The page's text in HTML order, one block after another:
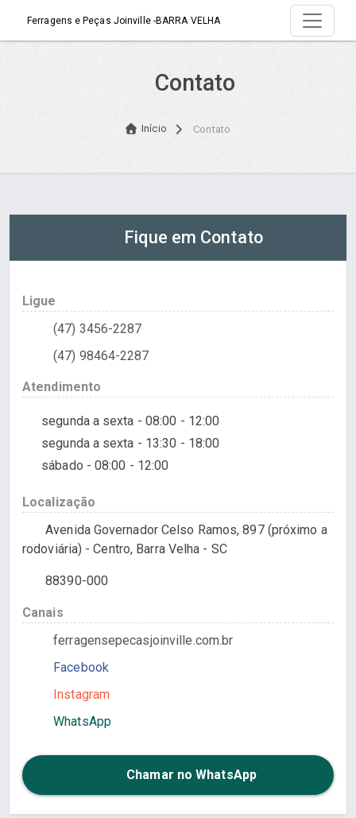
Ferragens e Peças Joinville -BARRA VELHA
Contato
Início Contato
Fique em Contato
Ligue
(47) 3456-2287
(47) 98464-2287
Atendimento
segunda a sexta - 08:00 - 12:00
segunda a sexta - 13:30 - 18:00
sábado - 08:00 - 12:00
Localização
Avenida Governador Celso Ramos, 897 (próximo a
rodoviária) - Centro, Barra Velha - SC
88390-000
Canais
ferragensepecasjoinville.com.br
Facebook
Instagram
WhatsApp
Chamar no WhatsApp